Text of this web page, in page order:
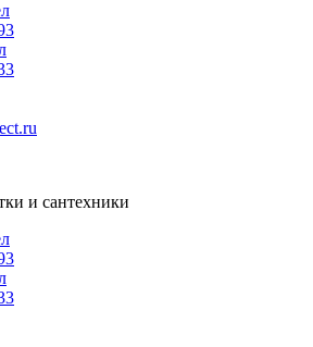
и сантехники